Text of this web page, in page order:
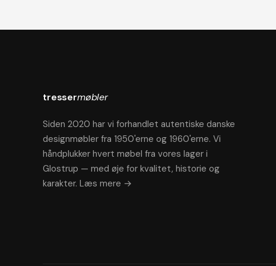
tressermøbler
Siden 2020 har vi forhandlet autentiske danske
designmøbler fra 1950'erne og 1960'erne. Vi
håndplukker hvert møbel fra vores lager i
Glostrup — med øje for kvalitet, historie og
karakter. Læs mere →